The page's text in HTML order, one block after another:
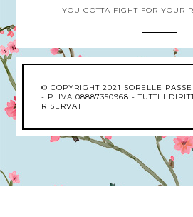
YOU GOTTA FIGHT FOR YOUR
© COPYRIGHT 2021 SORELLE
- P. IVA 08887350968 - TUTTI I
RISERVATI